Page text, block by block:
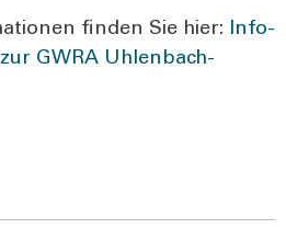
fin­den Sie hier: Info­
GWRA Uhlen­bach­